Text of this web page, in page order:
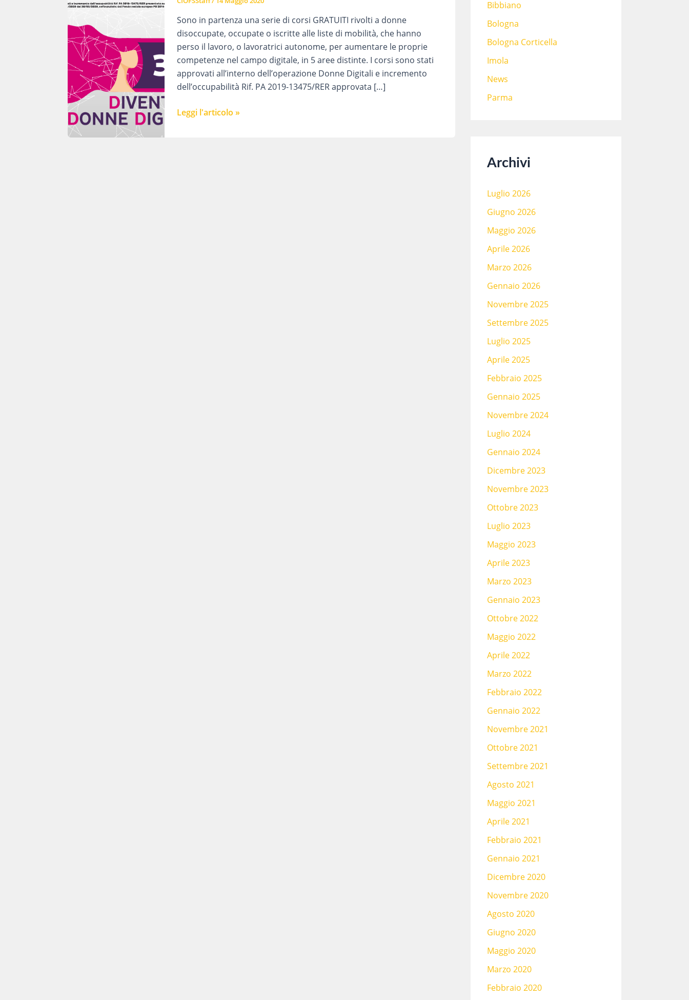
Sono in partenza una serie di corsi GRATUITI rivolti a donne
disoccupate, occupate o iscritte alle liste di mobilità, che hanno
perso il lavoro, o lavoratrici autonome, per aumentare le proprie
competenze nel campo digitale, in 5 aree distinte. I corsi sono stati
approvati all’interno dell’operazione Donne Digitali e incremento
dell’occupabilità Rif. PA 2019-13475/RER approvata […]
AL
Leggi l'articolo »
Bibbiano
Bologna
Bologna Corticella
Imola
News
Parma
Archivi
Luglio 2026
Giugno 2026
Maggio 2026
Aprile 2026
Marzo 2026
Gennaio 2026
Novembre 2025
Settembre 2025
Luglio 2025
Aprile 2025
Febbraio 2025
Gennaio 2025
Novembre 2024
Luglio 2024
Gennaio 2024
Dicembre 2023
Novembre 2023
Ottobre 2023
Luglio 2023
Maggio 2023
Aprile 2023
Marzo 2023
Gennaio 2023
Ottobre 2022
Maggio 2022
Aprile 2022
Marzo 2022
Febbraio 2022
Gennaio 2022
Novembre 2021
Ottobre 2021
Settembre 2021
Agosto 2021
Maggio 2021
Aprile 2021
Febbraio 2021
Gennaio 2021
Dicembre 2020
Novembre 2020
Agosto 2020
Giugno 2020
Maggio 2020
Marzo 2020
Febbraio 2020